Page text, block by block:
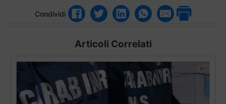
Condividi
Articoli Correlati